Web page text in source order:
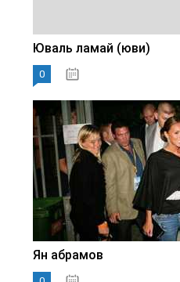
Юваль ламай (юви)
0
Ян абрамов